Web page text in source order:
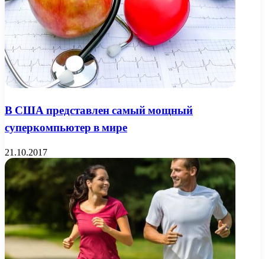
В США представлен самый мощный
суперкомпьютер в мире
21.10.2017